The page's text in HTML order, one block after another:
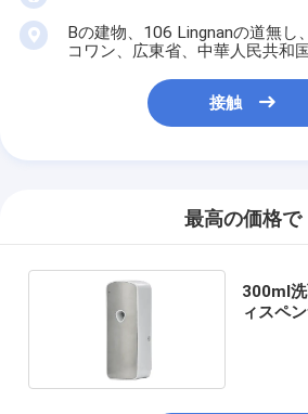
Bの建物、106 Lingnanの道無し
コワン、広東省、中華人民共和
接触
最高の価格で
300ml
ィスペ